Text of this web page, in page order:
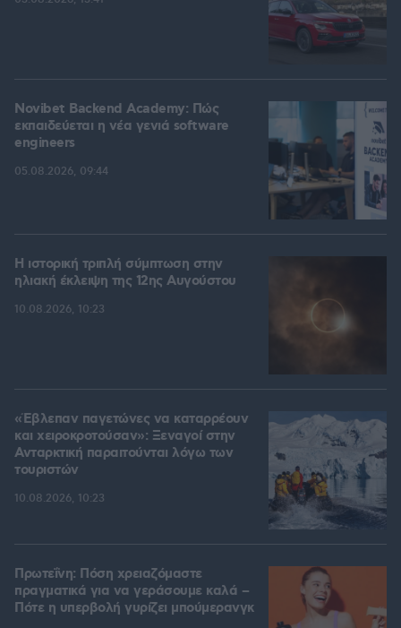
Novibet Backend Academy: Πώς
εκπαιδεύεται η νέα γενιά software
engineers
05.08.2026, 09:44
Η ιστορική τριπλή σύμπτωση στην
ηλιακή έκλειψη της 12ης Αυγούστου
10.08.2026, 10:23
«Έβλεπαν παγετώνες να καταρρέουν
και χειροκροτούσαν»: Ξεναγοί στην
Ανταρκτική παραιτούνται λόγω των
τουριστών
10.08.2026, 10:23
Πρωτεΐνη: Πόση χρειαζόμαστε
πραγματικά για να γεράσουμε καλά –
Πότε η υπερβολή γυρίζει μπούμερανγκ